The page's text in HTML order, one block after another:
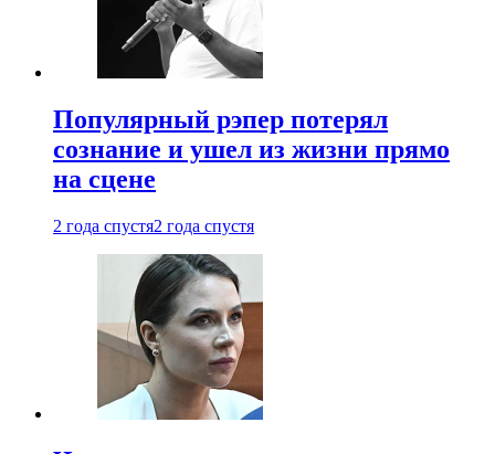
Популярный рэпер потерял
сознание и ушел из жизни прямо
на сцене
2 года спустя2 года спустя